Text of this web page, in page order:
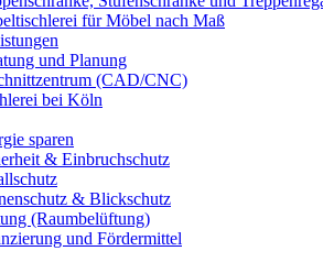
für Möbel nach Maß
und Planung
(CAD/CNC)
bei Köln
sparen
& Einbruchschutz
& Blickschutz
(Raumbelüftung)
und Fördermittel